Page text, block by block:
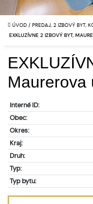
ÚVOD / PREDAJ, 2 IZBOVÝ BYT,
EXKLUZÍVNE 2 IZBOVÝ BYT,
Maurerova
Interné ID:
Obec:
Okres:
Kraj:
Druh:
Typ:
Typ bytu: